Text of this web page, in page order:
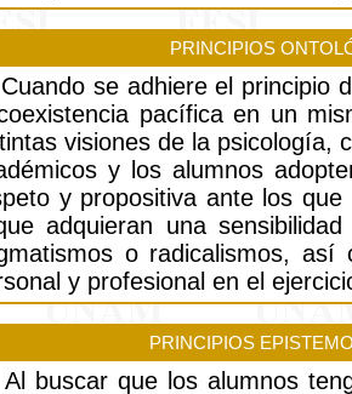
PRINCIPIOS
se adhiere el principio
pacífica en un
visiones de la psicología,
y los alumnos
y propositiva ante los
adquieran una
o radicalismos, así
y profesional en el
PRINCIPIOS
buscar que los alumnos